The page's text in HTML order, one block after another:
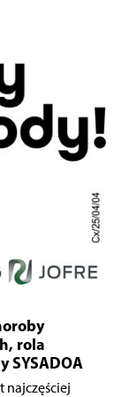
rola
SYSADOA
najczęściej